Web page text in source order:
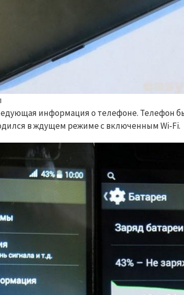
информация о телефоне. Телефон
в ждущем режиме с включенным Wi-Fi.